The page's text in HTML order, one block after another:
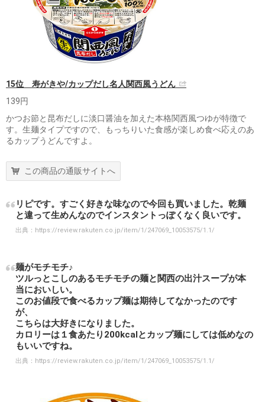
15位 寿がきや/カップだし名人関西風うどん
139円
かつお節と昆布だしに淡口醤油を加えた本格関西風つゆが特徴で
す。生麺タイプですので、もっちりいた食感が楽しめ食べ応えのあ
るカップうどんですよ。
この商品の通販サイトへ
リピです。すごく好きな味なので今回も買いました。乾麺
と違って生めんなのでインスタントっぽくなく良いです。
出典： https://review.rakuten.co.jp/item/1/247069_10053575/1.1/
麺がモチモチ♪
ツルっとこしのあるモチモチの麺と関西の出汁スープが本
当においしい。
このお値段で食べるカップ麺は期待してなかったのです
が、
こちらは大好きになりました。
カロリーは１食あたり200kcalとカップ麺にしては低めなの
もいいですね。
出典： https://review.rakuten.co.jp/item/1/247069_10053575/1.1/